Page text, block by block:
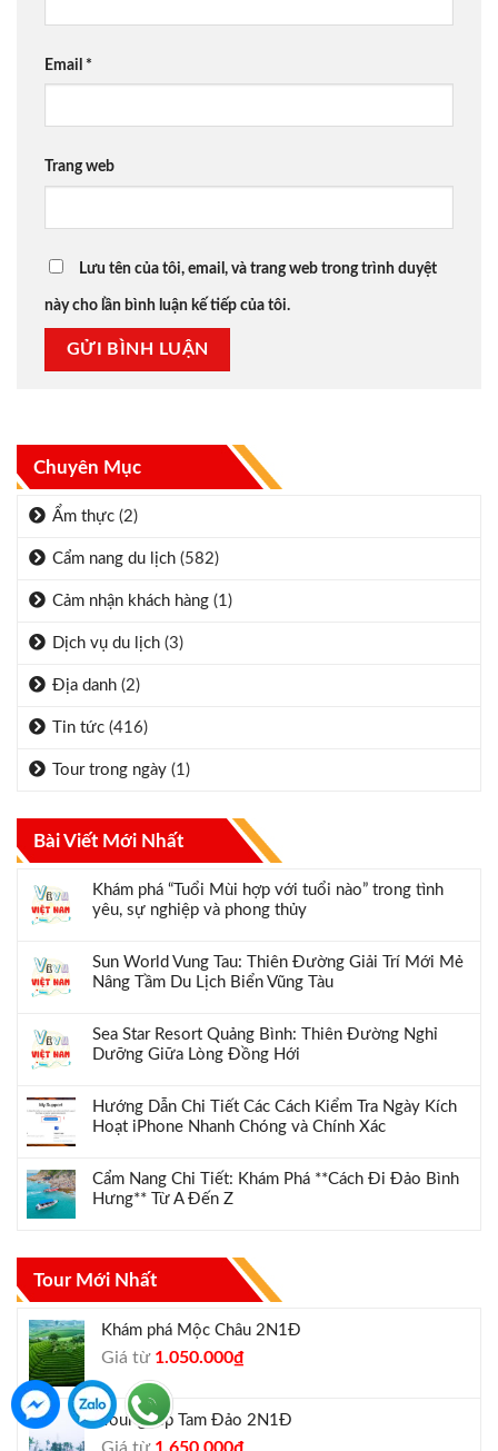
Chuyên Mục
Ẩm thực (2)
Cẩm nang du lịch (582)
Cảm nhận khách hàng (1)
Dịch vụ du lịch (3)
Địa danh (2)
Tin tức (416)
Tour trong ngày (1)
Bài Viết Mới Nhất
Khám phá “Tuổi Mùi hợp với tuổi nào” trong tình
yêu, sự nghiệp và phong thủy
Sun World Vung Tau: Thiên Đường Giải Trí Mới Mẻ
Nâng Tầm Du Lịch Biển Vũng Tàu
Sea Star Resort Quảng Bình: Thiên Đường Nghỉ
Dưỡng Giữa Lòng Đồng Hới
Hướng Dẫn Chi Tiết Các Cách Kiểm Tra Ngày Kích
Hoạt iPhone Nhanh Chóng và Chính Xác
Cẩm Nang Chi Tiết: Khám Phá **Cách Đi Đảo Bình
Hưng** Từ A Đến Z
Tour Mới Nhất
Khám phá Mộc Châu 2N1Đ
Giá từ Giá
gốc
là:
1.300.000₫.
1.050.000₫Giá
là:
Tour ghép Tam Đảo 2N1Đ
Giá Giá
Email *
Trang web
Lưu tên của tôi, email, và trang web trong trình duyệt
này cho lần bình luận kế tiếp của tôi.